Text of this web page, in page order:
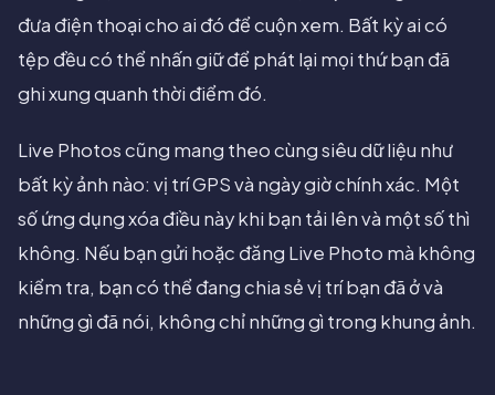
đưa điện thoại cho ai đó để cuộn xem. Bất kỳ ai có
tệp đều có thể nhấn giữ để phát lại mọi thứ bạn đã
ghi xung quanh thời điểm đó.
Live Photos cũng mang theo cùng siêu dữ liệu như
bất kỳ ảnh nào: vị trí GPS và ngày giờ chính xác. Một
số ứng dụng xóa điều này khi bạn tải lên và một số thì
không. Nếu bạn gửi hoặc đăng Live Photo mà không
kiểm tra, bạn có thể đang chia sẻ vị trí bạn đã ở và
những gì đã nói, không chỉ những gì trong khung ảnh.